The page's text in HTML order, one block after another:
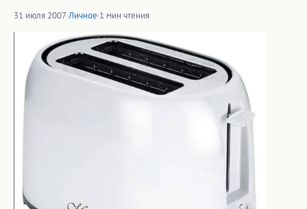
31 июля 2007·Личное·1 мин чтения